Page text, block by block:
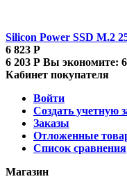
Silicon Power SSD M.2
6 823 Р
6 203 Р Вы экономите:
Кабинет покупателя
Войти
Создать учетную
Заказы
Отложенные
Список сравнения
Магазин